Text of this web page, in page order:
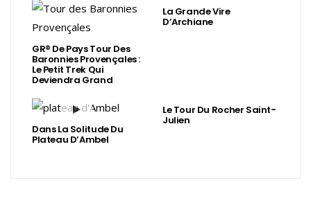
GR® De Pays Tour Des
Baronnies Provençales :
Le Petit Trek Qui
Deviendra Grand
La Grande Vire
D’Archiane
Dans La Solitude Du
Plateau D’Ambel
Le Tour Du Rocher Saint-
Julien